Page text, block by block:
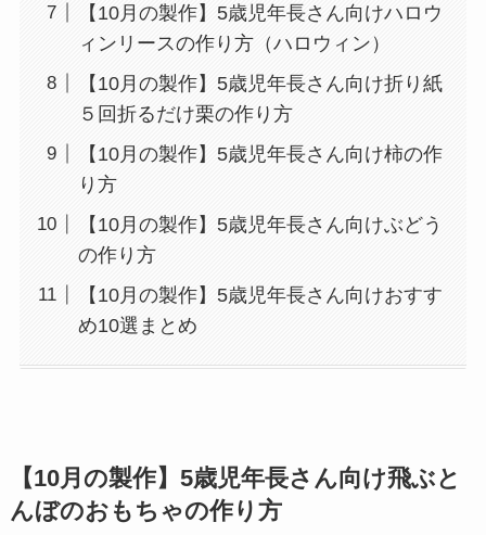
【10月の製作】5歳児年長さん向けハロウ
ィンリースの作り方（ハロウィン）
【10月の製作】5歳児年長さん向け折り紙
５回折るだけ栗の作り方
【10月の製作】5歳児年長さん向け柿の作
り方
【10月の製作】5歳児年長さん向けぶどう
の作り方
【10月の製作】5歳児年長さん向けおすす
め10選まとめ
【10月の製作】5歳児年長さん向け飛ぶと
んぼのおもちゃの作り方